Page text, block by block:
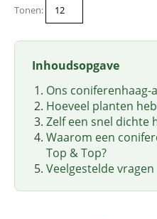
Tonen:
Inhoudsopgave
Ons
Hoeveel planten
Zelf een snel dichte
Waarom een
Top & Top?
Veelgestelde vragen